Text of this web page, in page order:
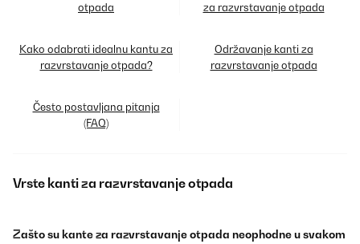
otpada
za razvrstavanje otpada
Kako odabrati idealnu kantu za
razvrstavanje otpada?
Održavanje kanti za
razvrstavanje otpada
Često postavljana pitanja
(FAQ)
Vrste kanti za razvrstavanje otpada
Zašto su kante za razvrstavanje otpada neophodne u svakom